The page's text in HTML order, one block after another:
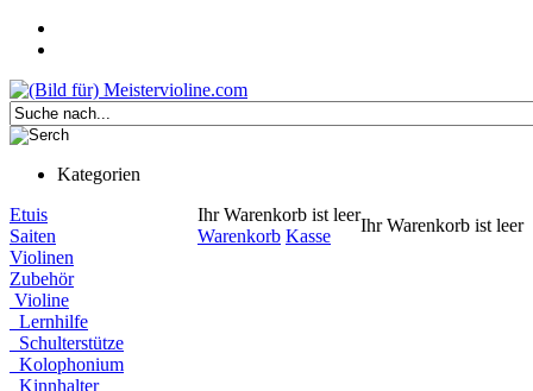
Kategorien
Ihr Warenkorb ist leer
Warenkorb Kasse
Ihr Warenkorb ist leer
Etuis
Saiten
Violinen
Zubehör
Violine
Lernhilfe
Schulterstütze
Kolophonium
Kinnhalter